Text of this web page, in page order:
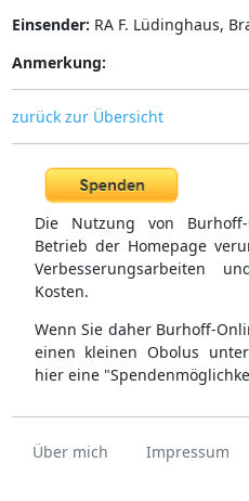
Einsender: RA F. Lüdinghaus,
Anmerkung:
zurück zur Übersicht
Die Nutzung von
Betrieb der Homepage
Verbesserungsarbeiten
Kosten.
Wenn Sie daher Burhoff-
einen kleinen Obolus
hier eine
Über mich Impressum